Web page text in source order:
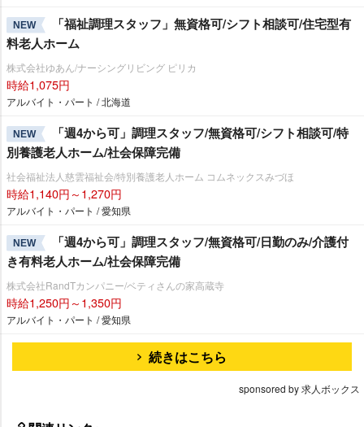
NEW
「福祉調理スタッフ」無資格可/シフト相談可/住宅型有
料老人ホーム
株式会社ゆあん/ナーシングリビング ピリカ
時給1,075円
アルバイト・パート / 北海道
NEW
「週4から可」調理スタッフ/無資格可/シフト相談可/特
別養護老人ホーム/社会保障完備
社会福祉法人慈雲福祉会/特別養護老人ホーム コムネックスみづほ
時給1,140円～1,270円
アルバイト・パート / 愛知県
NEW
「週4から可」調理スタッフ/無資格可/日勤のみ/介護付
き有料老人ホーム/社会保障完備
株式会社RandTカンパニー/ベティさんの家高蔵寺
時給1,250円～1,350円
アルバイト・パート / 愛知県
続きはこちら
sponsored by 求人ボックス